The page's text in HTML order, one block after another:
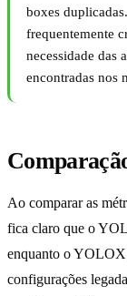
boxes
frequentemente
necessidade das
encontradas nos
Ao comparar as
fica claro que o
enquanto o YOLOX
configurações